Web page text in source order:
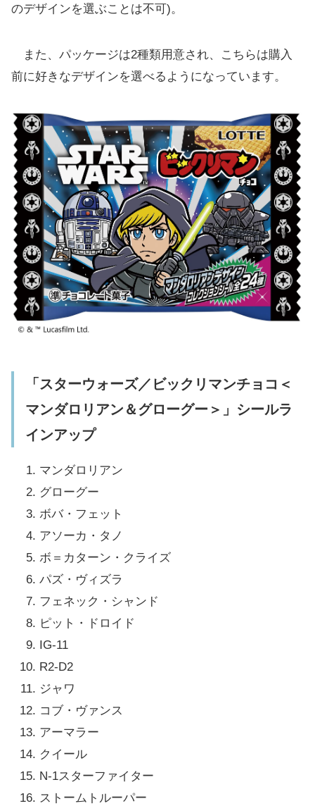
のデザインを選ぶことは不可)。
また、パッケージは2種類用意され、こちらは購入
前に好きなデザインを選べるようになっています。
「スターウォーズ／ビックリマンチョコ＜
マンダロリアン＆グローグー＞」シールラ
インアップ
マンダロリアン
グローグー
ボバ・フェット
アソーカ・タノ
ボ＝カターン・クライズ
パズ・ヴィズラ
フェネック・シャンド
ピット・ドロイド
IG-11
R2-D2
ジャワ
コブ・ヴァンス
アーマラー
クイール
N-1スターファイター
ストームトルーパー